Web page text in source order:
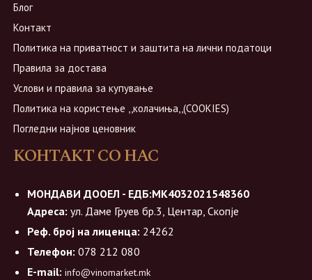
Блог
Контакт
Политика на приватност и заштита на лични податоци
Правила за достава
Услови и правила за купување
Политика на користење ,,колачиња,,(COOKIES)
Погледни најнов ценовник
КОНТАКТ СО НАС
МОНДАВИ ДООЕЛ - ЕДБ:МК4032021548360
Адреса: ул. Даме Груев бр.3, Центар, Скопје
Реф. број на лиценца: 24262
Телефон: 078 212 080
E-mail: info@vinomarket.mk